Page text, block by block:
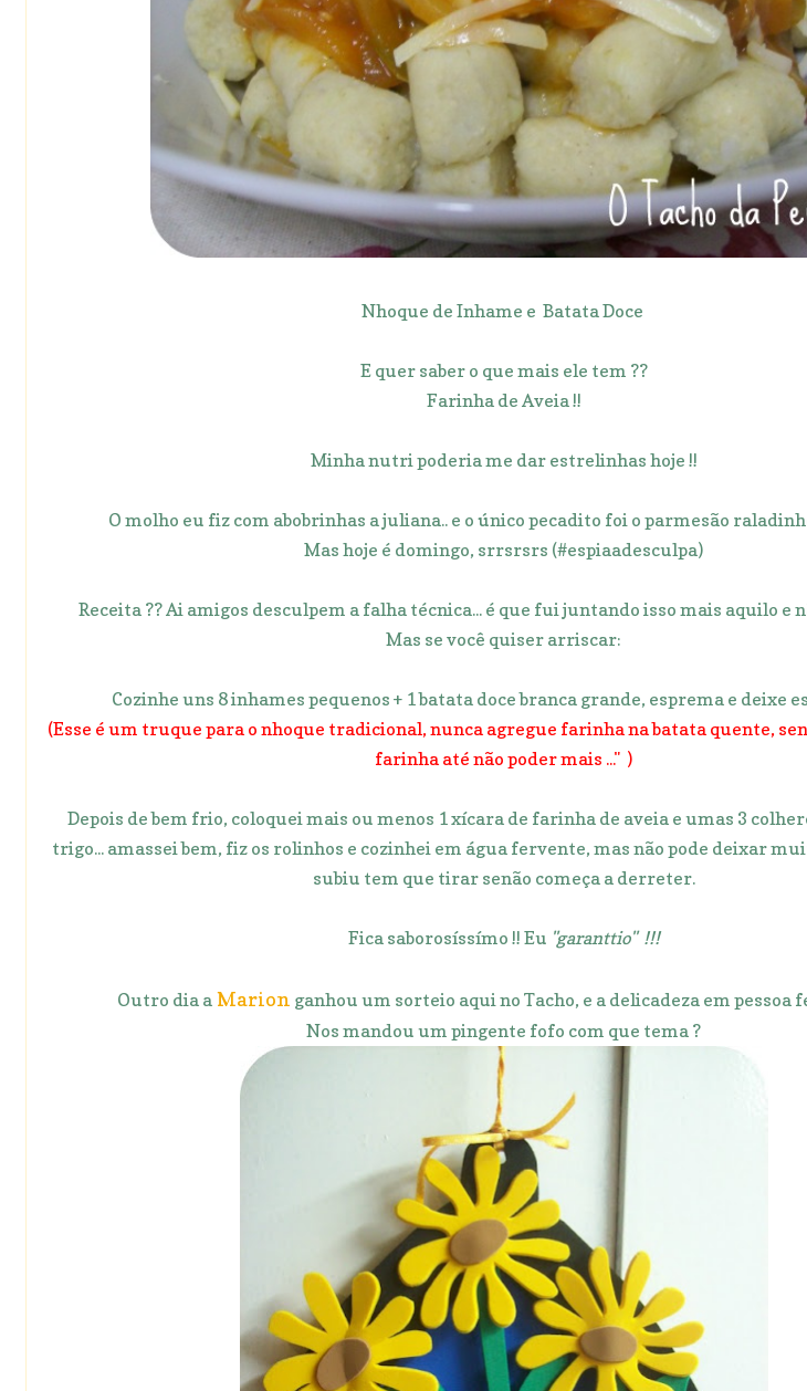
Nhoque de Inhame e Batata Doce
E quer saber o que mais ele tem ??
Farinha de Aveia !!
Minha nutri poderia me dar estrelinhas hoje !!
O molho eu fiz com abobrinhas a juliana.. e o único pecadito foi o parmesão
Mas hoje é domingo, srrsrsrs (#espiaadesculpa)
Receita ?? Ai amigos desculpem a falha técnica... é que fui juntando isso mais aquilo e
Mas se você quiser arriscar:
Cozinhe uns 8 inhames pequenos + 1 batata doce branca grande, esprema e deixe
(Esse é um truque para o nhoque tradicional, nunca agregue farinha na batata quente,
farinha até não poder mais ..." )
Depois de bem frio, coloquei mais ou menos 1 xícara de farinha de aveia e umas 3
trigo... amassei bem, fiz os rolinhos e cozinhei em água fervente, mas não pode deixar
subiu tem que tirar senão começa a derreter.
Fica saborosíssímo !! Eu "garanttio" !!!
Outro dia a Marion ganhou um sorteio aqui no Tacho, e a delicadeza em pessoa
Nos mandou um pingente fofo com que tema ?